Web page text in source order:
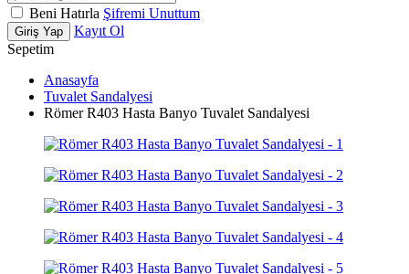
Beni Hatırla Şifremi Unuttum
Giriş Yap
Kayıt Ol
Sepetim
Anasayfa
Tuvalet Sandalyesi
Römer R403 Hasta Banyo Tuvalet Sandalyesi